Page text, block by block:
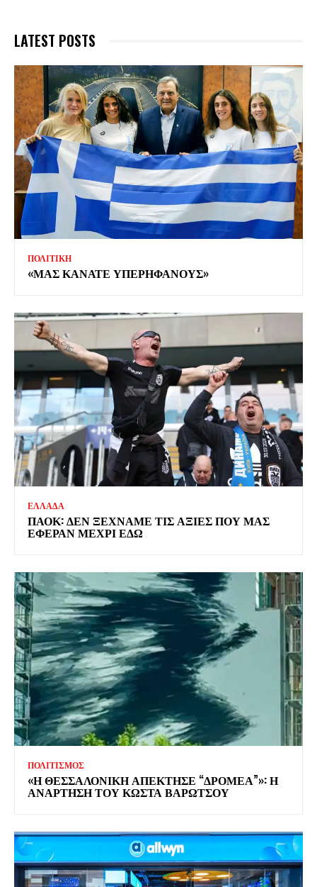
LATEST POSTS
ΠΟΛΙΤΙΚΗ
«ΜΑΣ ΚΑΝΑΤΕ ΥΠΕΡΗΦΑΝΟΥΣ»
ΕΛΛΑΔΑ
ΠΑΟΚ: ΔΕΝ ΞΕΧΝΑΜΕ ΤΙΣ ΑΞΙΕΣ ΠΟΥ ΜΑΣ
ΕΦΕΡΑΝ ΜΕΧΡΙ ΕΔΩ
ΠΟΛΙΤΙΣΜΟΣ
«Η ΘΕΣΣΑΛΟΝΙΚΗ ΑΠΕΚΤΗΣΕ “ΔΡΟΜΕΑ”»: Η
ΑΝΑΡΤΗΣΗ ΤΟΥ ΚΩΣΤΑ ΒΑΡΩΤΣΟΥ